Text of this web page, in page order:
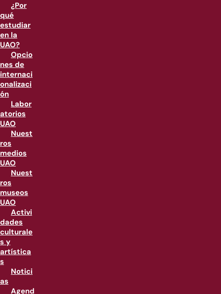
¿Por
qué
estudiar
en la
UAO?
Opcio
nes de
internaci
onalizaci
ón
Labor
atorios
UAO
Nuest
ros
medios
UAO
Nuest
ros
museos
UAO
Activi
dades
culturale
s y
artística
s
Notici
as
Agend